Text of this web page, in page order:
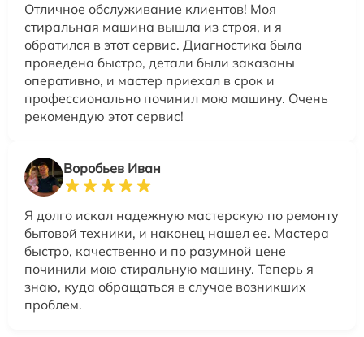
Отличное обслуживание клиентов! Моя
стиральная машина вышла из строя, и я
обратился в этот сервис. Диагностика была
проведена быстро, детали были заказаны
оперативно, и мастер приехал в срок и
профессионально починил мою машину. Очень
рекомендую этот сервис!
Воробьев Иван
Я долго искал надежную мастерскую по ремонту
бытовой техники, и наконец нашел ее. Мастера
быстро, качественно и по разумной цене
починили мою стиральную машину. Теперь я
знаю, куда обращаться в случае возникших
проблем.